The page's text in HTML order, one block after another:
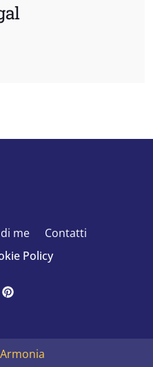
me
Contatti
Policy
Armonia